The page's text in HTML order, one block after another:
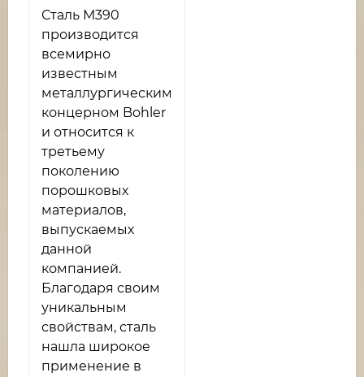
Сталь М390
производится
всемирно
известным
металлургическим
концерном Bohler
и относится к
третьему
поколению
порошковых
материалов,
выпускаемых
данной
компанией.
Благодаря своим
уникальным
свойствам, сталь
нашла широкое
применение в